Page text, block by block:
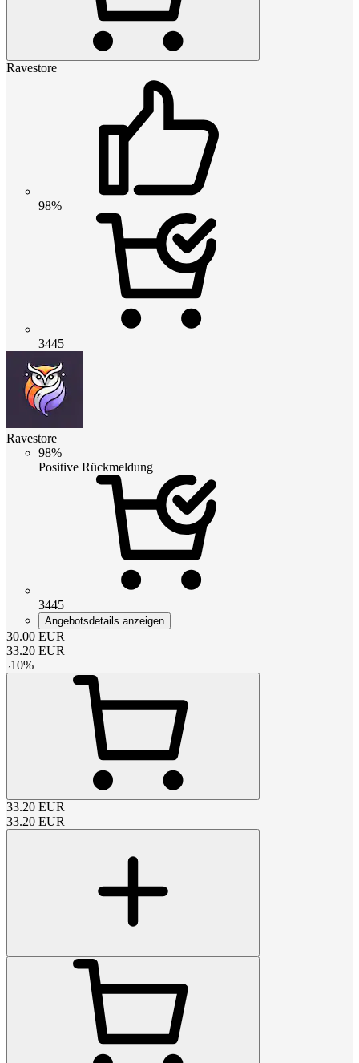
Ravestore
98%
3445
Ravestore
98%
Positive Rückmeldung
3445
Angebotsdetails anzeigen
30.00 EUR
33.20 EUR
-10%
33.20 EUR
33.20 EUR